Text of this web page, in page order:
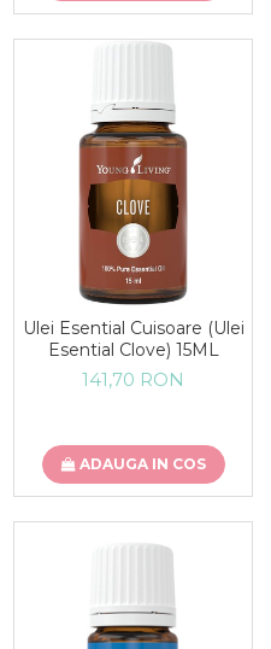
Ulei Esential Cuisoare (Ulei
Esential Clove) 15ML
141,70 RON
ADAUGA IN COS